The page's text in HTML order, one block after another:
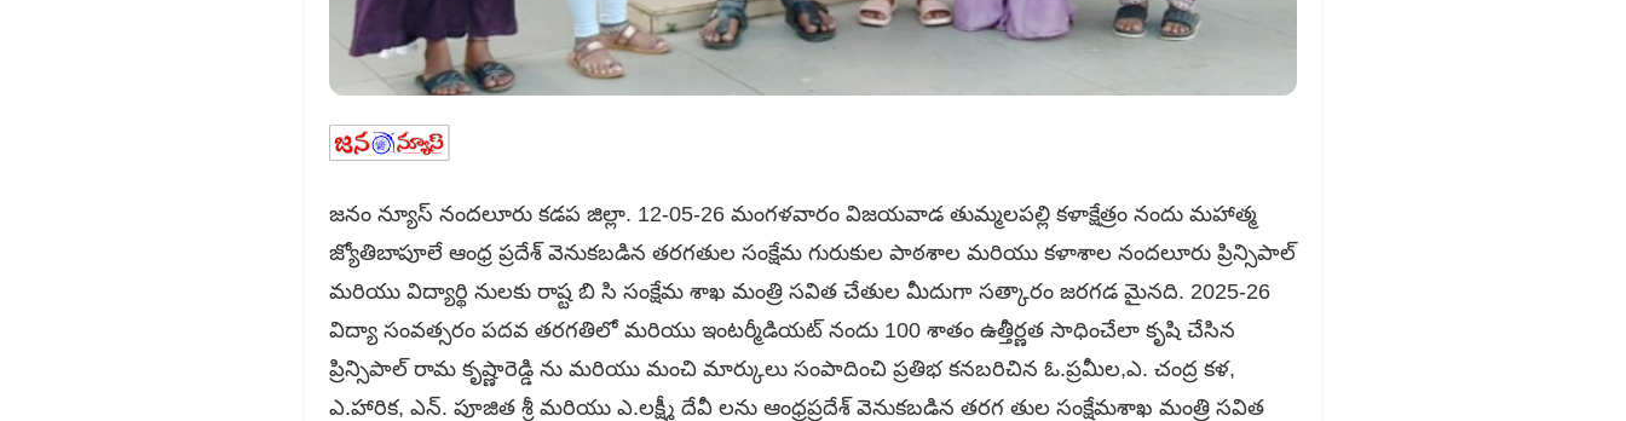
జనం న్యూస్ నందలూరు కడప జిల్లా. 12-05-26 మంగళవారం విజయవాడ తుమ్మలపల్లి కళాక్షేత్రం నందు మహాత్మ
జ్యోతిబాపూలే ఆంధ్ర ప్రదేశ్ వెనుకబడిన తరగతుల సంక్షేమ గురుకుల పాఠశాల మరియు కళాశాల నందలూరు ప్రిన్సిపాల్
మరియు విద్యార్థి నులకు రాష్ట బి సి సంక్షేమ శాఖ మంత్రి సవిత చేతుల మీదుగా సత్కారం జరగడ మైనది. 2025-26
విద్యా సంవత్సరం పదవ తరగతిలో మరియు ఇంటర్మీడియట్ నందు 100 శాతం ఉత్తీర్ణత సాధించేలా కృషి చేసిన
ప్రిన్సిపాల్ రామ కృష్ణారెడ్డి ను మరియు మంచి మార్కులు సంపాదించి ప్రతిభ కనబరిచిన ఓ.ప్రమీల,ఎ. చంద్ర కళ,
ఎ.హారిక, ఎన్. పూజిత శ్రీ మరియు ఎ.లక్ష్మీ దేవీ లను ఆంధ్రప్రదేశ్ వెనుకబడిన తరగ తుల సంక్షేమశాఖ మంత్రి సవిత